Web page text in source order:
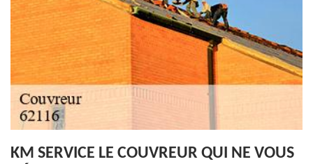
KM SERVICE LE COUVREUR QUI NE VOUS